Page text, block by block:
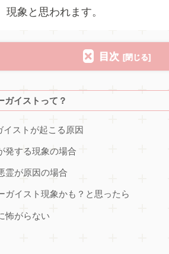
象と思われます。
目次
ガイストって？
イストが起こる原因
発する現象の場合
霊が原因の場合
ガイスト現象かも？と思ったら
怖がらない